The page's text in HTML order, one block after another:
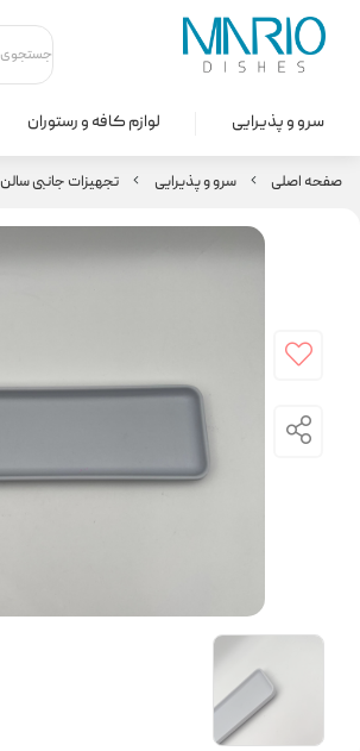
سرو و پذیرایی لوازم کافه و رستوران
صفحه اصلی سرو و پذیرایی تجهیزات جانبی سالن